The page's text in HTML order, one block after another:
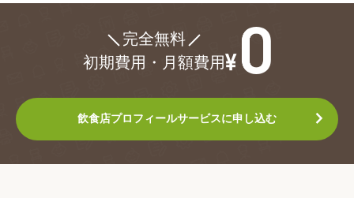
完全無料
初期費用・月額費用
飲食店プロフィールサービスに申し込む